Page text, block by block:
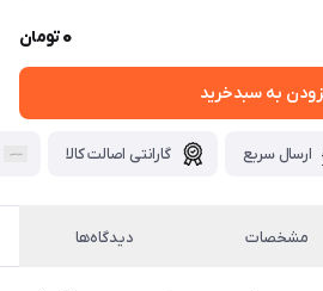
0تومان
به سبدخرید
ارسال سریع گارانتی اصالت کالا
مشخصات دیدگاه‌ها